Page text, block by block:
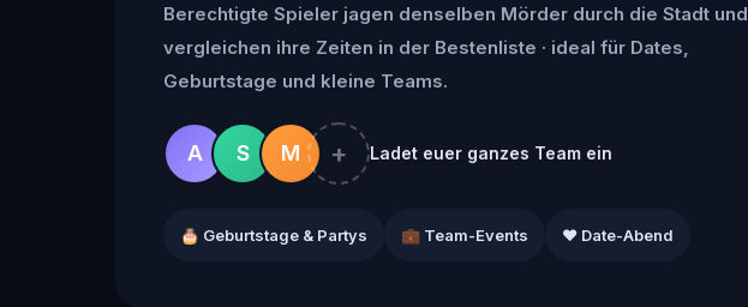
Berechtigte Spieler jagen denselben Mörder durch die Stadt und
vergleichen ihre Zeiten in der Bestenliste · ideal für Dates,
Geburtstage und kleine Teams.
A S M + Ladet euer ganzes Team ein
🎂 Geburtstage & Partys 💼 Team-Events ❤️ Date-Abend